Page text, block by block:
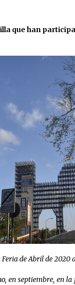
la
28
que han
de Abril de 2020
en septiembre, en